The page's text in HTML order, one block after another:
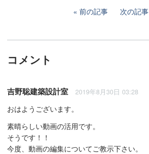
前の記事 次の記事
コメント
吉野聡建築設計室 2019年8月30日 03:28
おはようございます。
素晴らしい動画の活用です。
そうです！！
今度、動画の編集についてご教示下さい。